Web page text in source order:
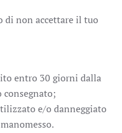
di non accettare il tuo
entro 30 giorni dalla
consegnato;
e/o danneggiato